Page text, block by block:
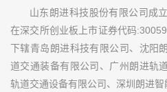
山东朗进科技股份有限公司成
在深交所创业板上市证券代码
下辖青岛朗进科技有限公司、沈阳
道交通装备有限公司、广州朗进轨
轨道交通设备有限公司、深圳朗进智